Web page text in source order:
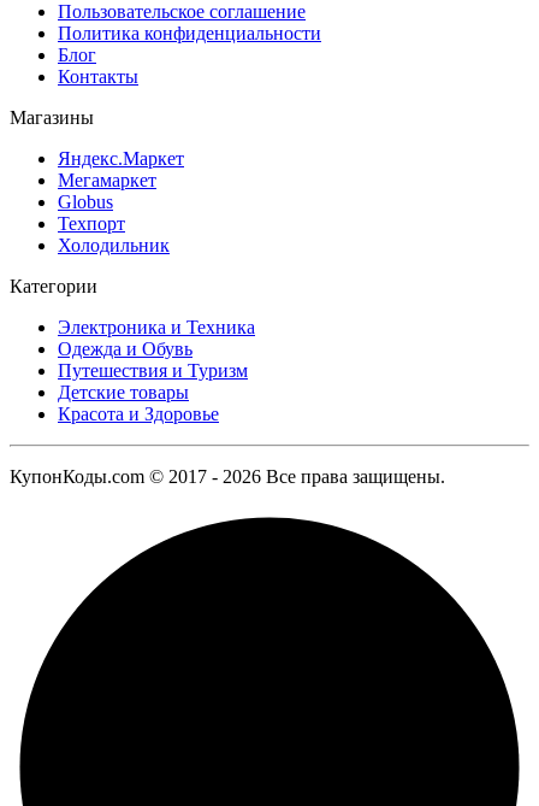
Пользовательское соглашение
Политика конфиденциальности
Блог
Контакты
Магазины
Яндекс.Маркет
Мегамаркет
Globus
Техпорт
Холодильник
Категории
Электроника и Техника
Одежда и Обувь
Путешествия и Туризм
Детские товары
Красота и Здоровье
КупонКоды.com © 2017 - 2026 Все права защищены.